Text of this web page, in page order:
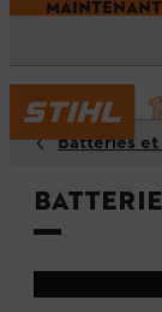
Batteries
Batterie